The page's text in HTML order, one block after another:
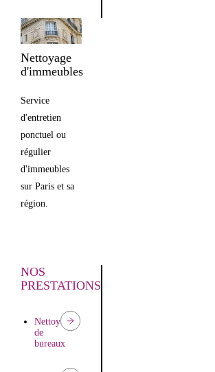
Nettoyage
d'immeubles
Service
d'entretien
ponctuel ou
régulier
d'immeubles
sur Paris et sa
région.
NOS
PRESTATIONS
Nettoyage
de
bureaux